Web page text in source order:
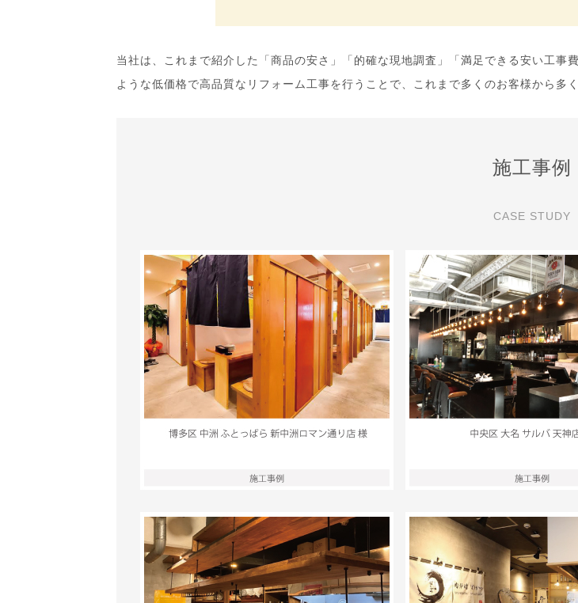
当社は、これまで紹介した「商品の安さ」「的確な現地調査」「満足できる安い工
ような低価格で高品質なリフォーム工事を行うことで、これまで多くのお客様から多
施工事例
CASE STUDY